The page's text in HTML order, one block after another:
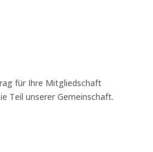
für Ihre Mitgliedschaft
Teil unserer Gemeinschaft.